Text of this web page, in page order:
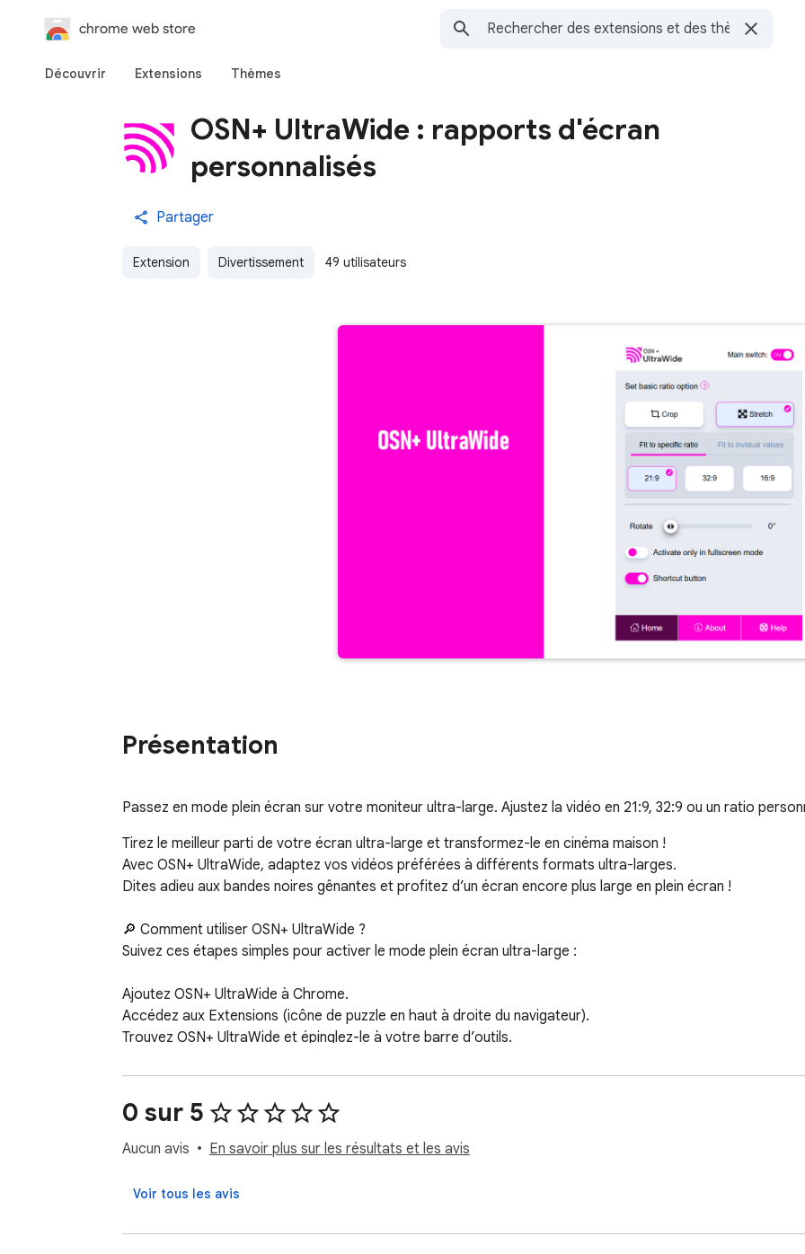
chrome web store
Découvrir Extensions Thèmes
OSN+ UltraWide : rapports d'écran
personnalisés
Partager
Extension Divertissement 49 utilisateurs
Présentation
Passez en mode plein écran sur votre moniteur ultra-large. Ajustez la vidéo en 21:9, 32:9 ou un ratio
Tirez le meilleur parti de votre écran ultra-large et transformez-le en cinéma maison !
Avec OSN+ UltraWide, adaptez vos vidéos préférées à différents formats ultra-larges.
Dites adieu aux bandes noires gênantes et profitez d’un écran encore plus large en plein écran !
🔎 Comment utiliser OSN+ UltraWide ?
Suivez ces étapes simples pour activer le mode plein écran ultra-large :
Ajoutez OSN+ UltraWide à Chrome.
Accédez aux Extensions (icône de puzzle en haut à droite du navigateur).
Trouvez OSN+ UltraWide et épinglez-le à votre barre d’outils.
Définissez l’option de ratio de base (Rogner ou Étendre).
Choisissez parmi les ratios prédéfinis (21:9, 32:9 ou 16:9) ou définissez vos propres valeurs personnalisées.
✅ Tout est prêt ! Profitez des vidéos OSN+ en plein écran sur votre écran ultra-large.
cette extension ne sont affiliés à aucune entreprise tierce.
0 sur 5
Aucun avis En savoir plus sur les résultats et les avis
Voir tous les avis